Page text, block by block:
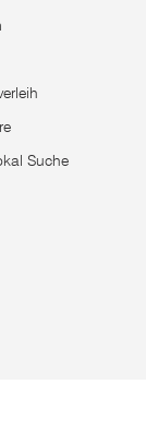
Weitere
Bandsägen
Suche